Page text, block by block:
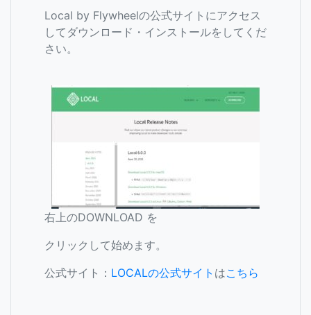
Local by Flywheelの公式サイトにアクセス
してダウンロード・インストールをしてくだ
さい。
右上のDOWNLOAD を
クリックして始めます。
公式サイト： LOCALの公式サイト はこちら